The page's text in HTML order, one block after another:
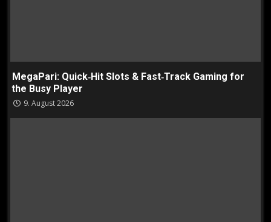
MegaPari: Quick‑Hit Slots & Fast‑Track Gaming for
the Busy Player
9. August 2026